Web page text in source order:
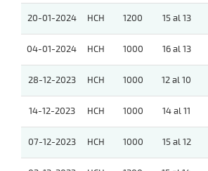
20-01-2024 HCH 1200 15 al 13
04-01-2024 HCH 1000 16 al 13
28-12-2023 HCH 1000 12 al 10
14-12-2023 HCH 1000 14 al 11
07-12-2023 HCH 1000 15 al 12